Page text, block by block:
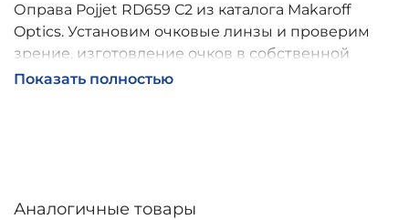
Оправа Pojjet RD659 C2 из каталога Makaroff
Optics. Установим очковые линзы и проверим
зрение, изготовление очков в собственной
мастерской, обычно 2–5 дней, индивидуальные
Показать полностью
Аналогичные товары